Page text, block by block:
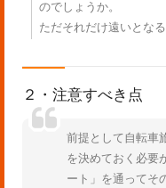
のでしょうか。
ただそれだけ遠いとな
２・注意すべき点
前提として自転車
を決めておく必要
ート」を通ってそ